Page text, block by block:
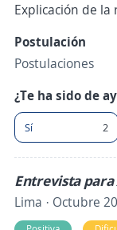
Explicación de
Postulación
Postulaciones
¿Te ha sido de
Sí 2
Entrevista
Lima · Octubre